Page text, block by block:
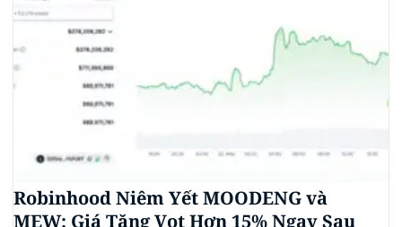
Robinhood Niêm Yết MOODENG và
MEW: Giá Tăng Vọt Hơn 15% Ngay Sau